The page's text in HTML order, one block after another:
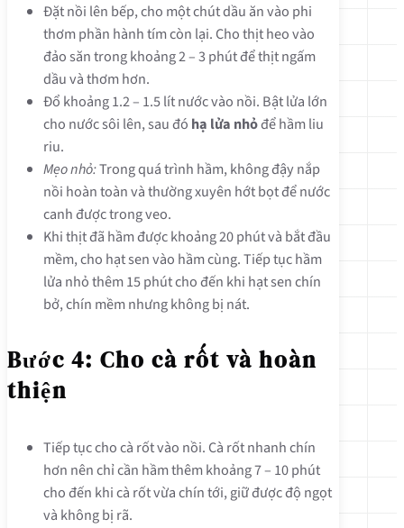
Đặt nồi lên bếp, cho một chút dầu ăn vào phi
thơm phần hành tím còn lại. Cho thịt heo vào
đảo săn trong khoảng 2 – 3 phút để thịt ngấm
dầu và thơm hơn.
Đổ khoảng 1.2 – 1.5 lít nước vào nồi. Bật lửa lớn
cho nước sôi lên, sau đó hạ lửa nhỏđể hầm liu
riu.
Mẹo nhỏ:Trong quá trình hầm, không đậy nắp
nồi hoàn toàn và thường xuyên hớt bọt để nước
canh được trong veo.
Khi thịt đã hầm được khoảng 20 phút và bắt đầu
mềm, cho hạt sen vào hầm cùng. Tiếp tục hầm
lửa nhỏ thêm 15 phút cho đến khi hạt sen chín
bở, chín mềm nhưng không bị nát.
Bước 4: Cho cà rốt và hoàn
thiện
Tiếp tục cho cà rốt vào nồi. Cà rốt nhanh chín
hơn nên chỉ cần hầm thêm khoảng 7 – 10 phút
cho đến khi cà rốt vừa chín tới, giữ được độ ngọt
và không bị rã.